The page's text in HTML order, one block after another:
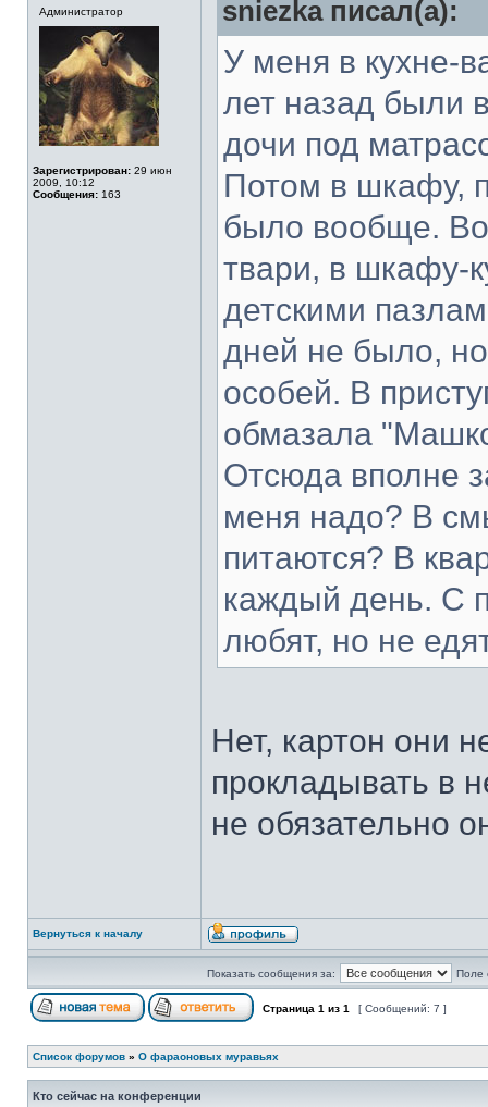
Администратор
Зарегистрирован: 29 июн
2009, 10:12
Сообщения: 163
sniezka писал(а):
У меня в кухне-
лет назад были
дочи под
Потом в шкафу,
было вообще.
твари, в шкафу-
детскими
дней не было,
особей. В
обмазала
Отсюда вполне
меня надо? В
питаются? В
каждый день. С
любят, но не
Нет, картон они
прокладывать в
не обязательно
Вернуться к началу
Показать сообщения за: Поле
Страница 1 из 1 [ Сообщений: 7 ]
Список форумов » О фараоновых муравьях
Кто сейчас на конференции